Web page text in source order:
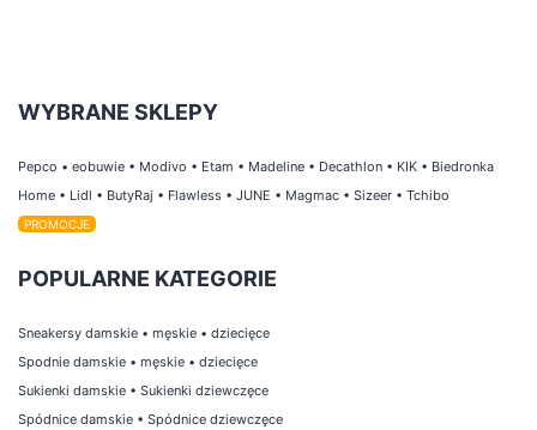
WYBRANE SKLEPY
Pepco • eobuwie • Modivo • Etam • Madeline • Decathlon • KIK • Biedronka
Home • Lidl • ButyRaj • Flawless • JUNE • Magmac • Sizeer • Tchibo
PROMOCJE
POPULARNE KATEGORIE
Sneakersy damskie • męskie • dziecięce
Spodnie damskie • męskie • dziecięce
Sukienki damskie • Sukienki dziewczęce
Spódnice damskie • Spódnice dziewczęce